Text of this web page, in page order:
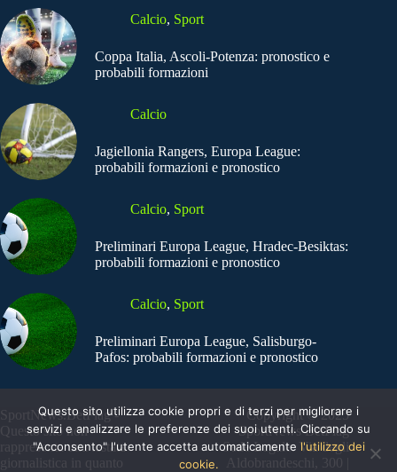
Calcio, Sport
Coppa Italia, Ascoli-Potenza: pronostico e
probabili formazioni
Calcio
Jagiellonia Rangers, Europa League:
probabili formazioni e pronostico
Calcio, Sport
Preliminari Europa League, Hradec-Besiktas:
probabili formazioni e pronostico
Calcio, Sport
Preliminari Europa League, Salisburgo-
Pafos: probabili formazioni e pronostico
SportNews.BetFlag -
Questo sito non
rappresenta una testata
giornalistica in quanto
Copyright © 2025
SportNews BetFlag
Sede Legale: Via degli
Aldobrandeschi, 300 |
Questo sito utilizza cookie propri e di terzi per migliorare i
servizi e analizzare le preferenze dei suoi utenti. Cliccando su
"Acconsento" l'utente accetta automaticamente l'utilizzo dei
cookie.